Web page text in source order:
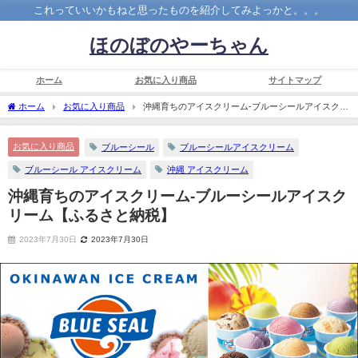
これっていいかもねと思ったものを紹介してみよっかと。。。
ほのぼのやーちゃん
ホーム お気に入り商品 サイトマップ
ホーム お気に入り商品
沖縄育ちのアイスクリーム-ブルーシールアイスクリ
ーム【ふるさと納税】
お気に入り商品 ブルーシール ブルーシールアイスクリーム
ブルーシール アイスクリーム 沖縄 アイスクリーム
沖縄育ちのアイスクリーム-ブルーシールアイスク
リーム【ふるさと納税】
2023年7月30日 2023年7月30日